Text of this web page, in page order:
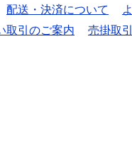
配送・決済について
取引のご案内 売掛取